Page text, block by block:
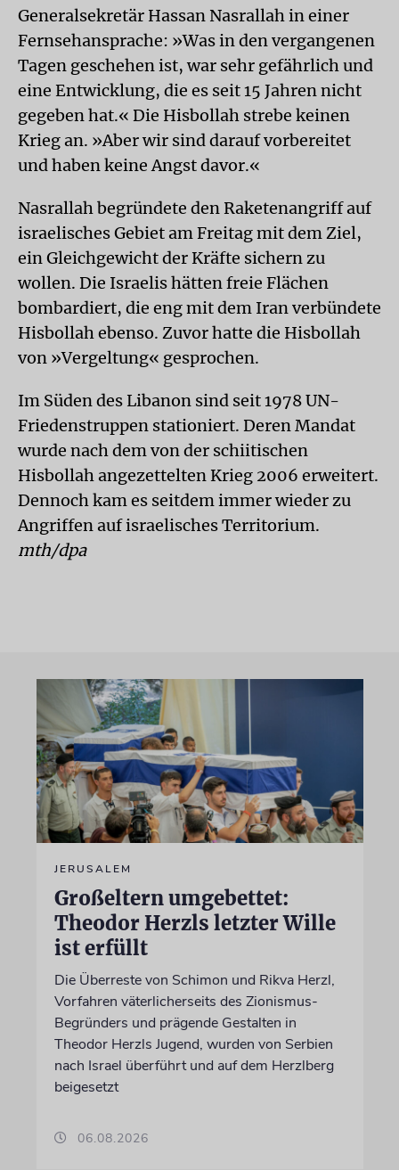
Generalsekretär Hassan Nasrallah in einer
Fernsehansprache: »Was in den vergangenen
Tagen geschehen ist, war sehr gefährlich und
eine Entwicklung, die es seit 15 Jahren nicht
gegeben hat.« Die Hisbollah strebe keinen
Krieg an. »Aber wir sind darauf vorbereitet
und haben keine Angst davor.«
Nasrallah begründete den Raketenangriff auf
israelisches Gebiet am Freitag mit dem Ziel,
ein Gleichgewicht der Kräfte sichern zu
wollen. Die Israelis hätten freie Flächen
bombardiert, die eng mit dem Iran verbündete
Hisbollah ebenso. Zuvor hatte die Hisbollah
von »Vergeltung« gesprochen.
Im Süden des Libanon sind seit 1978 UN-
Friedenstruppen stationiert. Deren Mandat
wurde nach dem von der schiitischen
Hisbollah angezettelten Krieg 2006 erweitert.
Dennoch kam es seitdem immer wieder zu
Angriffen auf israelisches Territorium.
mth/dpa
JERUSALEM
Großeltern umgebettet:
Theodor Herzls letzter Wille
ist erfüllt
Die Überreste von Schimon und Rikva Herzl,
Vorfahren väterlicherseits des Zionismus-
Begründers und prägende Gestalten in
Theodor Herzls Jugend, wurden von Serbien
nach Israel überführt und auf dem Herzlberg
beigesetzt
06.08.2026